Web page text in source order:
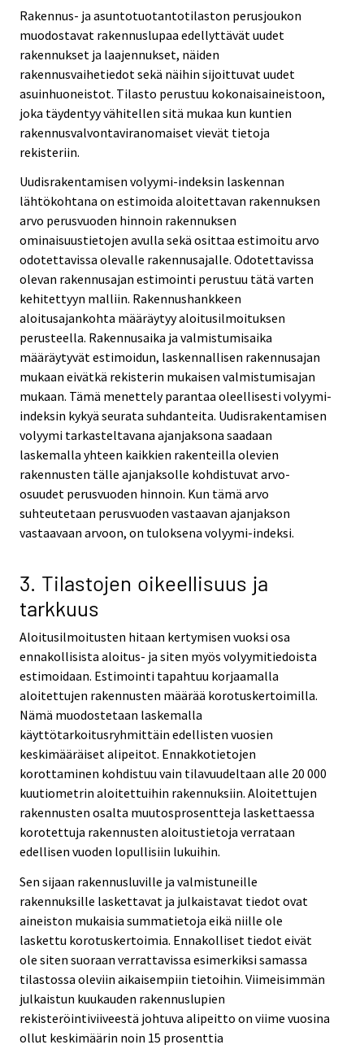
Rakennus- ja asuntotuotantotilaston perusjoukon
muodostavat rakennuslupaa edellyttävät uudet
rakennukset ja laajennukset, näiden
rakennusvaihetiedot sekä näihin sijoittuvat uudet
asuinhuoneistot. Tilasto perustuu kokonaisaineistoon,
joka täydentyy vähitellen sitä mukaa kun kuntien
rakennusvalvontaviranomaiset vievät tietoja
rekisteriin.
Uudisrakentamisen volyymi-indeksin laskennan
lähtökohtana on estimoida aloitettavan rakennuksen
arvo perusvuoden hinnoin rakennuksen
ominaisuustietojen avulla sekä osittaa estimoitu arvo
odotettavissa olevalle rakennusajalle. Odotettavissa
olevan rakennusajan estimointi perustuu tätä varten
kehitettyyn malliin. Rakennushankkeen
aloitusajankohta määräytyy aloitusilmoituksen
perusteella. Rakennusaika ja valmistumisaika
määräytyvät estimoidun, laskennallisen rakennusajan
mukaan eivätkä rekisterin mukaisen valmistumisajan
mukaan. Tämä menettely parantaa oleellisesti volyymi-
indeksin kykyä seurata suhdanteita. Uudisrakentamisen
volyymi tarkasteltavana ajanjaksona saadaan
laskemalla yhteen kaikkien rakenteilla olevien
rakennusten tälle ajanjaksolle kohdistuvat arvo-
osuudet perusvuoden hinnoin. Kun tämä arvo
suhteutetaan perusvuoden vastaavan ajanjakson
vastaavaan arvoon, on tuloksena volyymi-indeksi.
3. Tilastojen oikeellisuus ja
tarkkuus
Aloitusilmoitusten hitaan kertymisen vuoksi osa
ennakollisista aloitus- ja siten myös volyymitiedoista
estimoidaan. Estimointi tapahtuu korjaamalla
aloitettujen rakennusten määrää korotuskertoimilla.
Nämä muodostetaan laskemalla
käyttötarkoitusryhmittäin edellisten vuosien
keskimääräiset alipeitot. Ennakkotietojen
korottaminen kohdistuu vain tilavuudeltaan alle 20 000
kuutiometrin aloitettuihin rakennuksiin. Aloitettujen
rakennusten osalta muutosprosentteja laskettaessa
korotettuja rakennusten aloitustietoja verrataan
edellisen vuoden lopullisiin lukuihin.
Sen sijaan rakennusluville ja valmistuneille
rakennuksille laskettavat ja julkaistavat tiedot ovat
aineiston mukaisia summatietoja eikä niille ole
laskettu korotuskertoimia. Ennakolliset tiedot eivät
ole siten suoraan verrattavissa esimerkiksi samassa
tilastossa oleviin aikaisempiin tietoihin. Viimeisimmän
julkaistun kuukauden rakennuslupien
rekisteröintiviiveestä johtuva alipeitto on viime vuosina
ollut keskimäärin noin 15 prosenttia